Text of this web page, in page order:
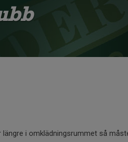
i omklädningsrummet så